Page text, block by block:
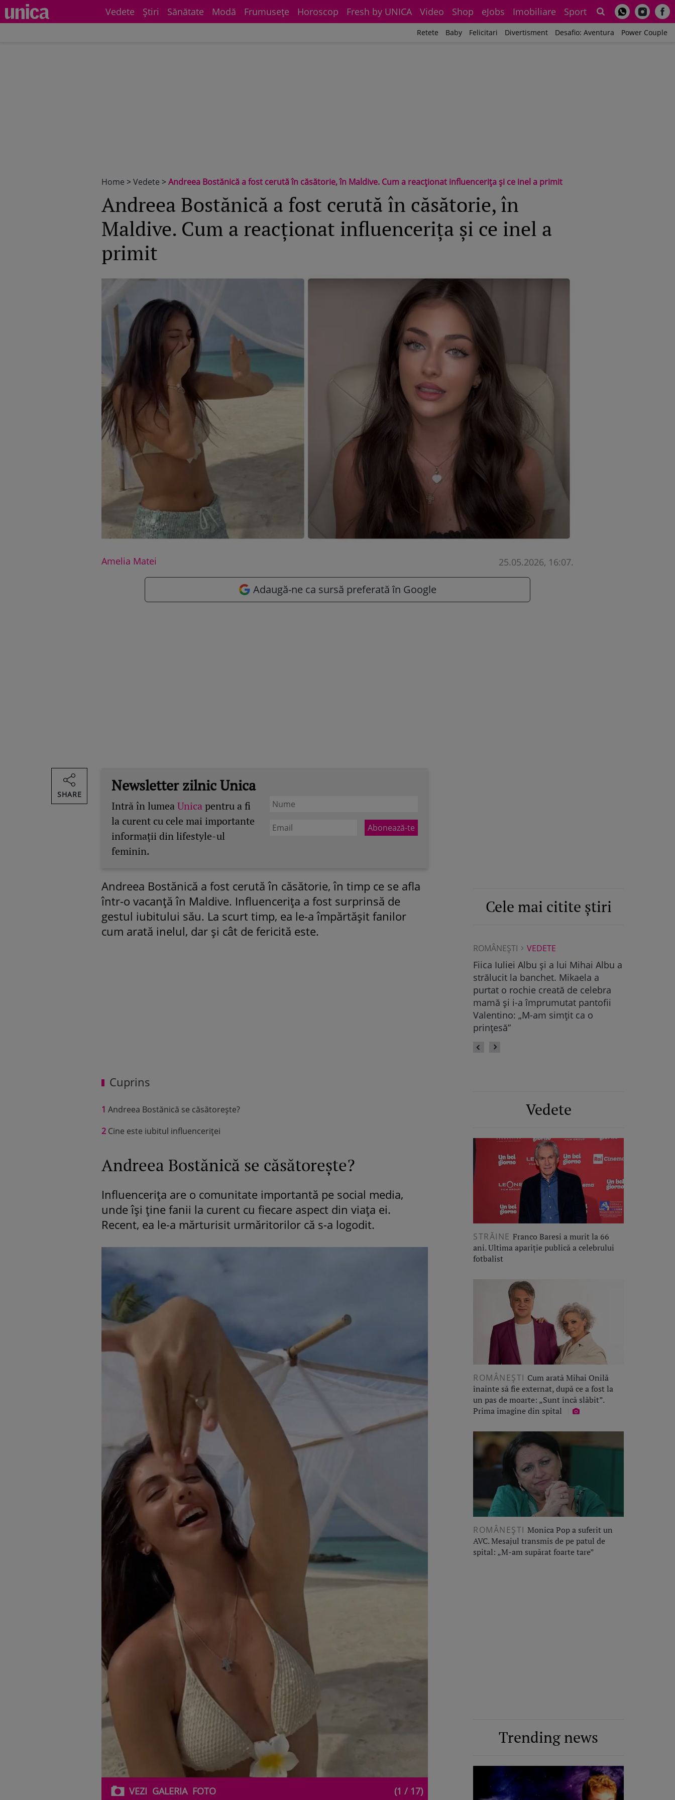
Vedete Știri Sănătate Modă Frumuseţe Horoscop Fresh by UNICA Video Shop eJobs Imobiliare Sport
Retete Baby Felicitari Divertisment Desafio: Aventura Power Couple
Home >Vedete >Andreea Bostănică a fost cerută în căsătorie, în Maldive. Cum a reacționat influencerița și ce inel a primit
Andreea Bostănică a fost cerută în căsătorie, în
Maldive. Cum a reacționat influencerița și ce inel a
primit
Amelia Matei 25.05.2026, 16:07.
Adaugă-ne ca sursă preferată în Google
Newsletter zilnic Unica
Intră în lumeaUnica pentru a fi
la curent cu cele mai importante
informații din lifestyle-ul
feminin.
Andreea Bostănică a fost cerută în căsătorie, în timp ce se afla
într-o vacanță în Maldive. Influencerița a fost surprinsă de
gestul iubitului său. La scurt timp, ea le-a împărtășit fanilor
cum arată inelul, dar și cât de fericită este.
Cuprins
1 Andreea Bostănică se căsătorește?
2 Cine este iubitul influenceriței
Andreea Bostănică se căsătorește?
Influencerița are o comunitate importantă pe social media,
unde își ține fanii la curent cu fiecare aspect din viața ei.
Recent, ea le-a mărturisit urmăritorilor că s-a logodit.
VEZI GALERIAFOTO (1 / 17)
SHARE
Cele mai citite știri
ROMÂNEŞTI VEDETE
Maya Castellano, show cu trupa de
dans. Cum și-a surprins Antonia
fiica: „Atât de mândră”
Vedete
STRĂINE Franco Baresi a murit la 66
ani. Ultima apariție publică a celebrului
fotbalist
ROMÂNEŞTI Cum arată Mihai Onilă
înainte să fie externat, după ce a fost la
un pas de moarte: „Sunt încă slăbit”.
Prima imagine din spital
ROMÂNEŞTI Monica Pop a suferit un
AVC. Mesajul transmis de pe patul de
spital: „M-am supărat foarte tare”
Trending news